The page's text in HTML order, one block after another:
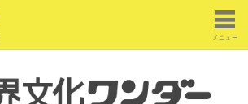
メニュー